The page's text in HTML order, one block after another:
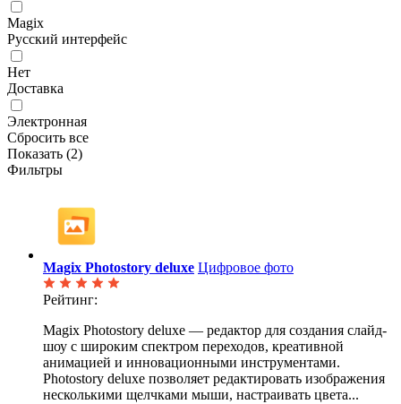
Magix
Русский интерфейс
Нет
Доставка
Электронная
Сбросить все
Показать (2)
Фильтры
Magix Photostory deluxe Цифровое фото
Рейтинг:
Magix Photostory deluxe — редактор для создания слайд-
шоу с широким спектром переходов, креативной
анимацией и инновационными инструментами.
Photostory deluxe позволяет редактировать изображения
несколькими щелчками мыши, настраивать цвета...